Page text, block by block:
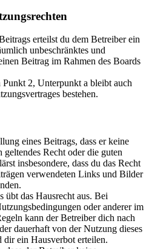
erteilst du dem Betreiber ein
unbeschränktes und
Beitrag im Rahmen des Boards
2, Unterpunkt a bleibt auch
bestehen.
eines Beitrags, dass er keine
geltendes Recht oder die guten
insbesondere, dass du das Recht
verwendeten Links und Bilder
übt das Hausrecht aus. Bei
oder anderer im
kann der Betreiber dich nach
dauerhaft von der Nutzung dieses
dir ein Hausverbot erteilen.